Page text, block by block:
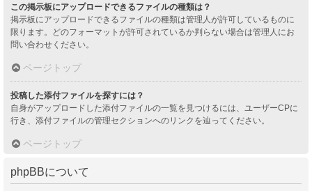
この掲示板にアップロードできるファイルの種類は？
掲示板にアップロードできるファイルの種類は管理人が許可しているものに
限ります。どのフォーマットが許可されているか判らない場合は管理人にお
問い合わせください。
ページトップ
投稿した添付ファイルを探すには？
自身がアップロードした添付ファイルの一覧を見つけるには、ユーザーCPに
行き、添付ファイルの管理セクションへのリンクを辿ってください。
ページトップ
phpBBについて